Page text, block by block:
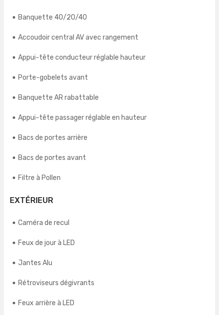
Banquette 40/20/40
Accoudoir central AV avec rangement
Appui-tête conducteur réglable hauteur
Porte-gobelets avant
Banquette AR rabattable
Appui-tête passager réglable en hauteur
Bacs de portes arrière
Bacs de portes avant
Filtre à Pollen
EXTÉRIEUR
Caméra de recul
Feux de jour à LED
Jantes Alu
Rétroviseurs dégivrants
Feux arrière à LED